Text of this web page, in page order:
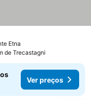
Etna
de Trecastagni
Ver preços